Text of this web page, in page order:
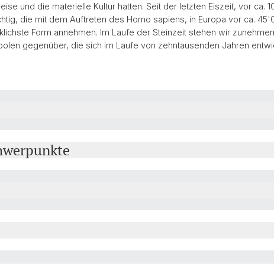
und die materielle Kultur hatten. Seit der letzten Eiszeit, vor ca.
die mit dem Auftreten des Homo sapiens, in Europa vor ca.
Form annehmen. Im Laufe der Steinzeit stehen wir
gegenüber, die sich im Laufe von zehntausenden Jahren